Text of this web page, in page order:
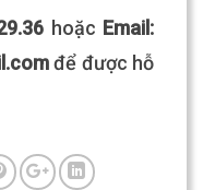
hoặc Email:
để được hỗ